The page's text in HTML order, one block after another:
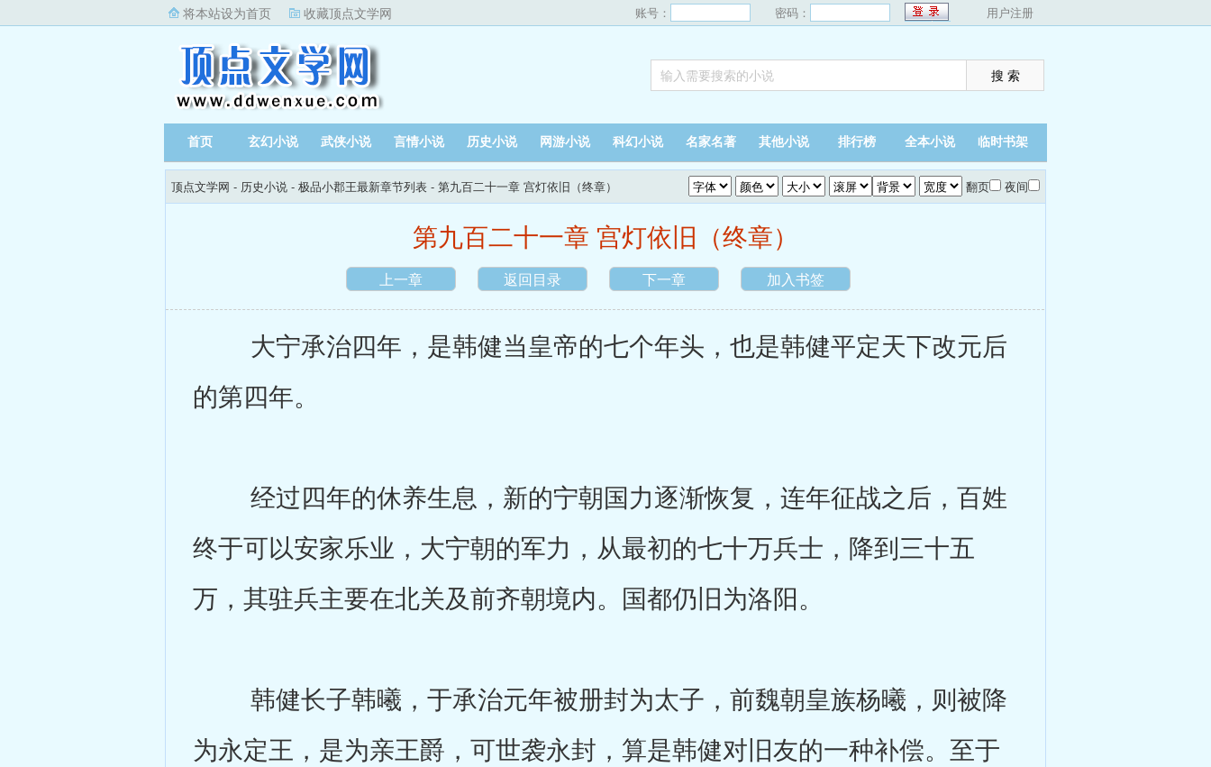
将本站设为首页 收藏顶点文学网 账号： 密码： 用户注册
首页 玄幻小说 武侠小说 言情小说 历史小说 网游小说 科幻小说 名家名著 其他小说 排行榜 全本小说 临时书架
顶点文学网 - 历史小说 - 极品小郡王最新章节列表 - 第九百二十一章 宫灯依旧（终章） 翻页 夜间
第九百二十一章 宫灯依旧（终章）
上一章 返回目录 下一章 加入书签
大宁承治四年，是韩健当皇帝的七个年头，也是韩健平定天下改元后
的第四年。
经过四年的休养生息，新的宁朝国力逐渐恢复，连年征战之后，百姓
终于可以安家乐业，大宁朝的军力，从最初的七十万兵士，降到三十五
万，其驻兵主要在北关及前齐朝境内。国都仍旧为洛阳。
韩健长子韩曦，于承治元年被册封为太子，前魏朝皇族杨曦，则被降
为永定王，是为亲王爵，可世袭永封，算是韩健对旧友的一种补偿。至于